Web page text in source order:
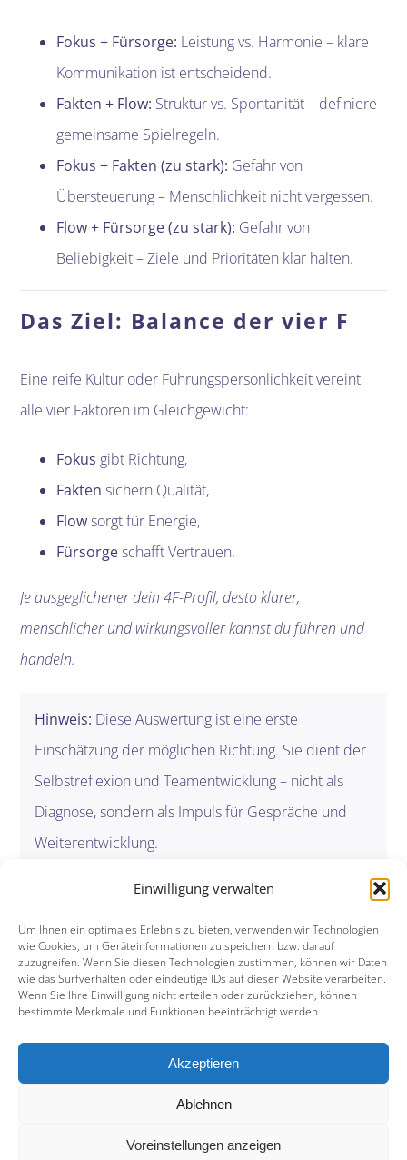
Einwilligung verwalten
Um Ihnen ein optimales Erlebnis zu bieten, verwenden wir Technologien
wie Cookies, um Geräteinformationen zu speichern bzw. darauf
zuzugreifen. Wenn Sie diesen Technologien zustimmen, können wir Daten
wie das Surfverhalten oder eindeutige IDs auf dieser Website verarbeiten.
Wenn Sie Ihre Einwilligung nicht erteilen oder zurückziehen, können
bestimmte Merkmale und Funktionen beeinträchtigt werden.
Akzeptieren
Ablehnen
Voreinstellungen anzeigen
Fokus + Fürsorge: Leistung vs. Harmonie – klare
Kommunikation ist entscheidend.
Fakten + Flow: Struktur vs. Spontanität – definiere
gemeinsame Spielregeln.
Fokus + Fakten (zu stark): Gefahr von
Übersteuerung – Menschlichkeit nicht vergessen.
Flow + Fürsorge (zu stark): Gefahr von
Beliebigkeit – Ziele und Prioritäten klar halten.
Das Ziel: Balance der vier F
Eine reife Kultur oder Führungspersönlichkeit vereint
alle vier Faktoren im Gleichgewicht:
Fokus gibt Richtung,
Fakten sichern Qualität,
Flowsorgt für Energie,
Fürsorgeschafft Vertrauen.
Je ausgeglichener dein 4F-Profil, desto klarer,
menschlicher und wirkungsvoller kannst du führen und
handeln.
Hinweis: Diese Auswertung ist eine erste
Einschätzung der möglichen Richtung. Sie dient der
Selbstreflexion und Teamentwicklung – nicht als
Diagnose, sondern als Impuls für Gespräche und
Weiterentwicklung.
© 2026 LEVADIS e. U. | A-2540 Bad Vöslau |
Schlumbergerstraße 20/1/11
FAQs
Allgemeine Geschäftsbedingungen (AGB)